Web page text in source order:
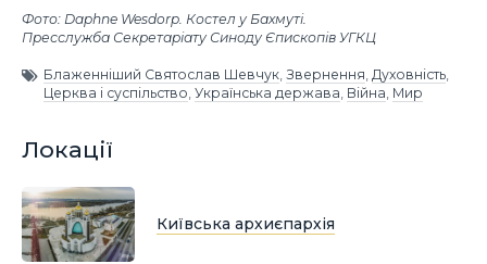
Фото: Daphne Wesdorp. Костел у Бахмуті.
Пресслужба Секретаріату Синоду Єпископів УГКЦ
Блаженніший Святослав Шевчук Звернення Духовність
Церква і суспільство Українська держава Війна Мир
Локації
Київська архиєпархія